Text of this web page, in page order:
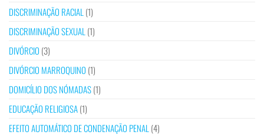
DISCRIMINAÇÃO RACIAL (1)
DISCRIMINAÇÃO SEXUAL (1)
DIVÓRCIO (3)
DIVÓRCIO MARROQUINO (1)
DOMICÍLIO DOS NÓMADAS(1)
EDUCAÇÃO RELIGIOSA(1)
EFEITO AUTOMÁTICO DE CONDENAÇÃO PENAL (4)